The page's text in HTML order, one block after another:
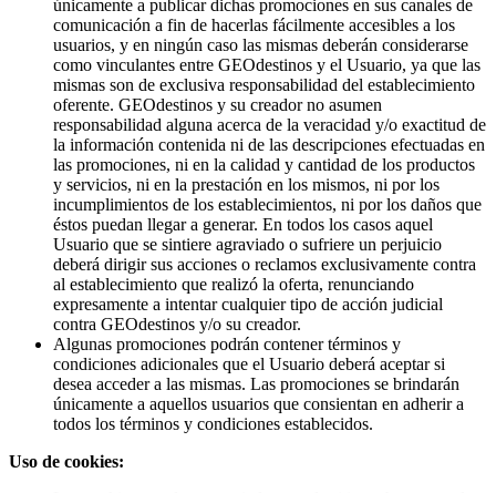
únicamente a publicar dichas promociones en sus canales de
comunicación a fin de hacerlas fácilmente accesibles a los
usuarios, y en ningún caso las mismas deberán considerarse
como vinculantes entre GEOdestinos y el Usuario, ya que las
mismas son de exclusiva responsabilidad del establecimiento
oferente. GEOdestinos y su creador no asumen
responsabilidad alguna acerca de la veracidad y/o exactitud de
la información contenida ni de las descripciones efectuadas en
las promociones, ni en la calidad y cantidad de los productos
y servicios, ni en la prestación en los mismos, ni por los
incumplimientos de los establecimientos, ni por los daños que
éstos puedan llegar a generar. En todos los casos aquel
Usuario que se sintiere agraviado o sufriere un perjuicio
deberá dirigir sus acciones o reclamos exclusivamente contra
al establecimiento que realizó la oferta, renunciando
expresamente a intentar cualquier tipo de acción judicial
contra GEOdestinos y/o su creador.
Algunas promociones podrán contener términos y
condiciones adicionales que el Usuario deberá aceptar si
desea acceder a las mismas. Las promociones se brindarán
únicamente a aquellos usuarios que consientan en adherir a
todos los términos y condiciones establecidos.
Uso de cookies: